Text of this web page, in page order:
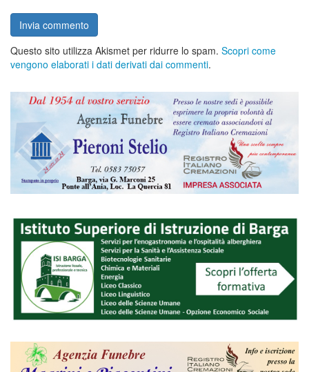
Questo sito utilizza Akismet per ridurre lo spam. Scopri come
vengono elaborati i dati derivati dai commenti.